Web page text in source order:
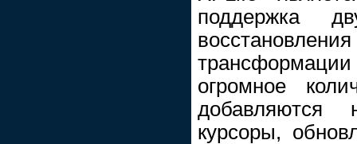
поддержка
огромное
добавляются
курсоры,